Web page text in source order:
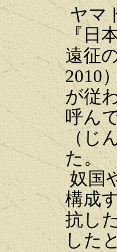
ヤマ
『日
遠征
2010
が従
呼ん
（じ
た。
奴国
構成
抗し
した